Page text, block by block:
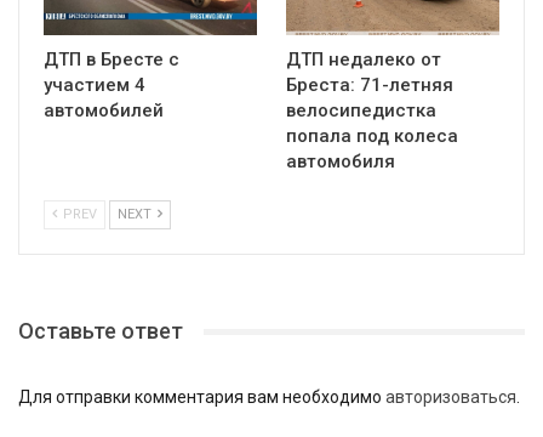
ДТП в Бресте с
участием 4
автомобилей
ДТП недалеко от
Бреста: 71-летняя
велосипедистка
попала под колеса
автомобиля
PREV NEXT
Оставьте ответ
Для отправки комментария вам необходимо авторизоваться